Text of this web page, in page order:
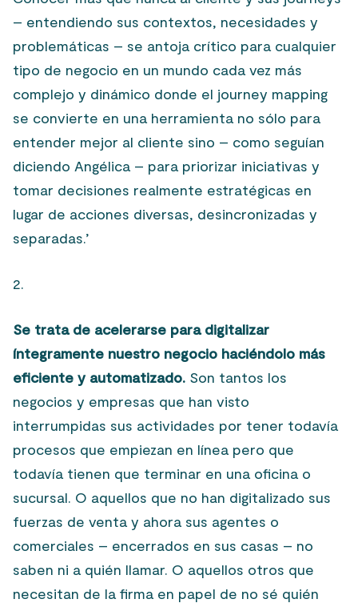
– entendiendo sus contextos, necesidades y
problemáticas – se antoja crítico para cualquier
tipo de negocio en un mundo cada vez más
complejo y dinámico donde el journey mapping
se convierte en una herramienta no sólo para
entender mejor al cliente sino – como seguían
diciendo Angélica – para priorizar iniciativas y
tomar decisiones realmente estratégicas en
lugar de acciones diversas, desincronizadas y
separadas.’
2.
Se trata de acelerarse para digitalizar
íntegramente nuestro negocio haciéndolo más
eficiente y automatizado. Son tantos los
negocios y empresas que han visto
interrumpidas sus actividades por tener todavía
procesos que empiezan en línea pero que
todavía tienen que terminar en una oficina o
sucursal. O aquellos que no han digitalizado sus
fuerzas de venta y ahora sus agentes o
comerciales – encerrados en sus casas – no
saben ni a quién llamar. O aquellos otros que
necesitan de la firma en papel de no sé quién